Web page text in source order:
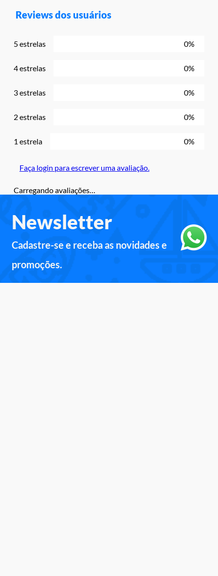
Reviews dos usuários
5 estrelas 0%
4 estrelas 0%
3 estrelas 0%
2 estrelas 0%
1 estrela 0%
Faça login para escrever uma avaliação.
Carregando avaliações…
Newsletter
Cadastre-se e receba as novidades e
promoções.